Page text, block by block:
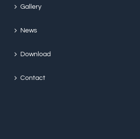
Gallery
News
Download
Contact